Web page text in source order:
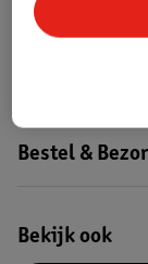
Bestel &
Bekijk ook